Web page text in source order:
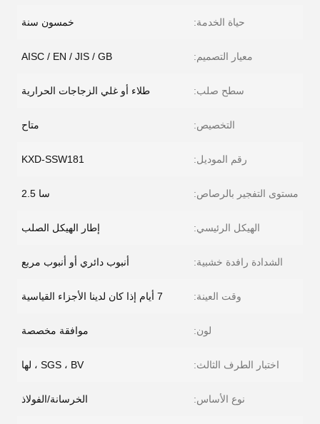
حياة الخدمة: خمسون سنة
معيار التصميم: AISC / EN / JIS / GB
سطح صلب: طلاء أو غلي الزجاجات الحرارية
التخصيص: متاح
رقم الموديل: KXD-SSW181
مستوى التفجير بالرصاص: سا 2.5
الهيكل الرئيسي: إطار الهيكل الصلب
الشدادة رافدة خشبية: أنبوب دائري أو أنبوب مربع
وقت العينة: 7 أيام إذا كان لدينا الأجزاء القياسية
لون: موافقة مخصصة
اختبار الطرف الثالث: SGS ، BV ، لها
نوع الأساس: الخرسانة/الفولاذ